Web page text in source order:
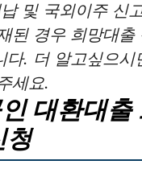
및 국외이주 신
된 경우 희망대출
다. 더 알고싶으시
세요.
대환대출
청